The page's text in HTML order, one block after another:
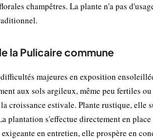
champêtres. La plante n'a pas
la Pulicaire commune
majeures en exposition
aux sols argileux, même peu fertiles
croissance estivale. Plante rustique, elle
plantation s'effectue directement en
en entretien, elle prospère en